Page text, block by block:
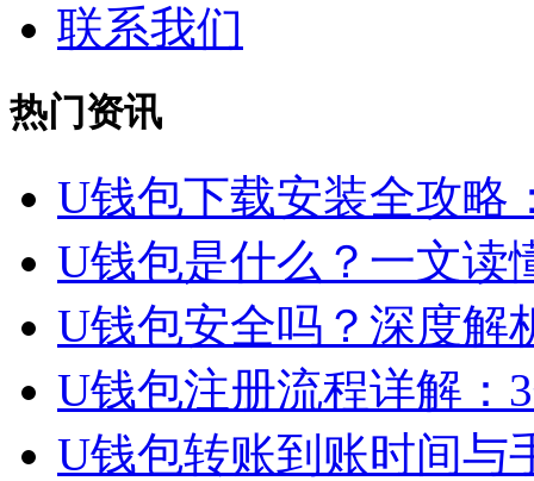
联系我们
热门资讯
U钱包下载安装全攻略
U钱包是什么？一文读
U钱包安全吗？深度解
U钱包注册流程详解
U钱包转账到账时间与